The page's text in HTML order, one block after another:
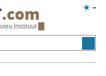
.com
Instituut